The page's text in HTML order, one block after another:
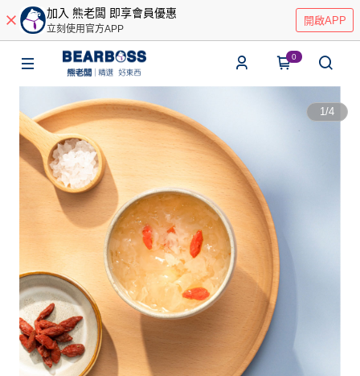
加入 熊老闆 即享會員優惠
立刻使用官方APP
開啟APP
0
1/4